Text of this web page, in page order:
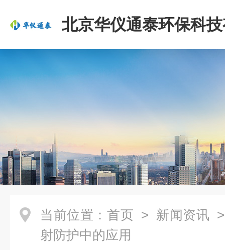
北京华仪通泰环保科
司
当前位置： 首页 > 新闻资讯
射防护中的应用